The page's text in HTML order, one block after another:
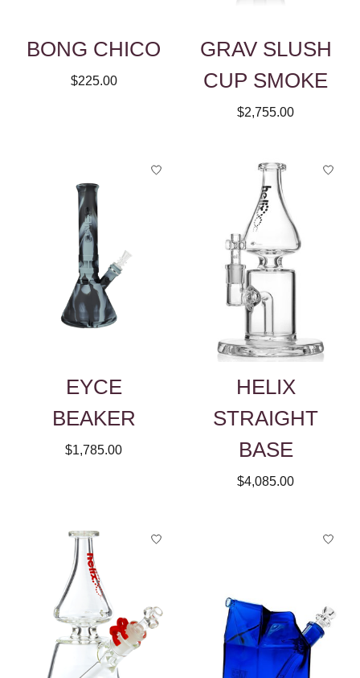
BONG CHICO
$225.00
GRAV SLUSH
CUP SMOKE
$2,755.00
EYCE
BEAKER
$1,785.00
HELIX
STRAIGHT
BASE
$4,085.00